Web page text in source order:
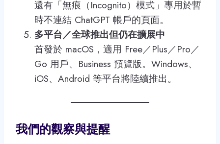
還有「無痕（Incognito）模式」專用於暫
時不連結 ChatGPT 帳戶的頁面。
多平台／全球推出但仍在擴展中
首發於 macOS，適用 Free／Plus／Pro／
Go 用戶、Business 預覽版。Windows、
iOS、Android 等平台將陸續推出。
我們的觀察與提醒